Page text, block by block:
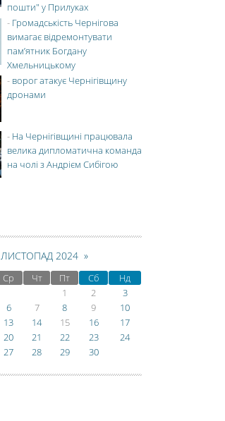
пошти" у Прилуках
- Громадськість Чернігова
вимагає відремонтувати
пам’ятник Богдану
Хмельницькому
- ворог атакує Чернігівщину
дронами
- На Чернігівщині працювала
велика дипломатична команда
на чолі з Андрієм Сибігою
ЛИСТОПАД 2024 »
Ср Чт Пт Сб
Нд
1
2
3
6 7 8 9
10
13 14 15 16
17
20 21 22 23
24
27 28 29 30